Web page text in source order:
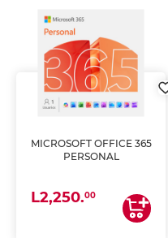
MICROSOFT OFFICE 365
PERSONAL
L2,250.00